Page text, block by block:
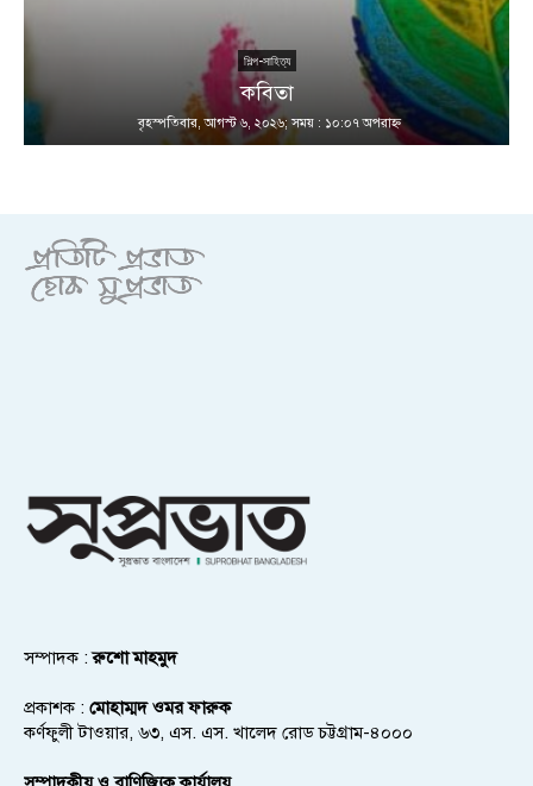
শিল্প-সাহিত্য
কবিতা
বৃহস্পতিবার, আগস্ট ৬, ২০২৬; সময় : ১০:০৭ অপরাহ্ণ
সম্পাদক :রুশো মাহমুদ
প্রকাশক : মোহাম্মদ ওমর ফারুক
কর্ণফুলী টাওয়ার, ৬৩, এস. এস. খালেদ রোড চট্টগ্রাম-৪০০০